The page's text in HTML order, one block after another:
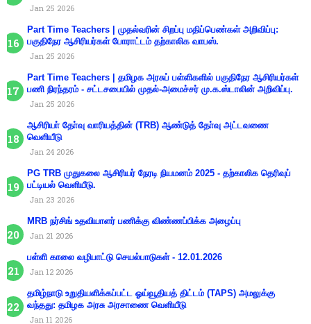
Jan 25 2026
Part Time Teachers | முதல்வரின் சிறப்பு மதிப்பெண்கள் அறிவிப்பு:
பகுதிநேர ஆசிரியர்கள் போராட்டம் தற்காலிக வாபஸ்.
Jan 25 2026
Part Time Teachers | தமிழக அரசுப் பள்ளிகளில் பகுதிநேர ஆசிரியர்கள்
பணி நிரந்தரம் - சட்டசபையில் முதல்-அமைச்சர் மு.க.ஸ்டாலின் அறிவிப்பு.
Jan 25 2026
ஆசிரியா் தோ்வு வாரியத்தின் (TRB) ஆண்டுத் தோ்வு அட்டவணை
வெளியீடு
Jan 24 2026
PG TRB முதுகலை ஆசிரியர் நேரடி நியமனம் 2025 - தற்காலிக தெரிவுப்
பட்டியல் வெளியீடு.
Jan 23 2026
MRB நர்சிங் உதவியாளர் பணிக்கு விண்ணப்பிக்க அழைப்பு
Jan 21 2026
பள்ளி காலை வழிபாட்டு செயல்பாடுகள் - 12.01.2026
Jan 12 2026
தமிழ்நாடு உறுதியளிக்கப்பட்ட ஓய்வூதியத் திட்டம் (TAPS) அமலுக்கு
வந்தது: தமிழக அரசு அரசாணை வெளியீடு
Jan 11 2026